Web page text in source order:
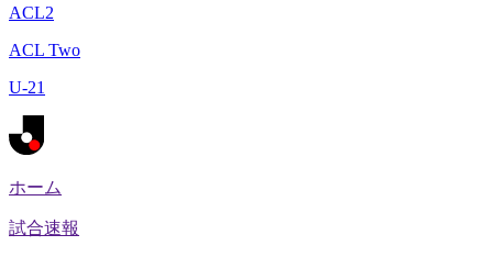
ACL2
ACL Two
U-21
ホーム
試合速報